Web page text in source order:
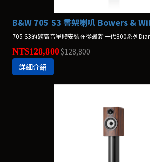
B&W 705 S3 書架喇叭 Bowers &
NT$128,800$128,800
詳細介紹